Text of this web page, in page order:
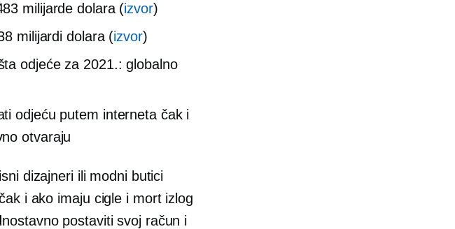
milijarde dolara (izvor)
milijardi dolara (izvor)
odjeće za 2021.: globalno
odjeću putem interneta čak i
otvaraju
dizajneri ili modni butici
i ako imaju cigle i mortizlog
postaviti svoj račun i